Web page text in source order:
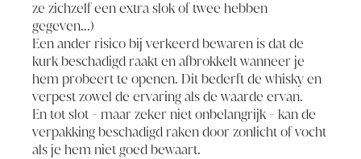
ze zichzelf een extra slok of twee hebben
gegeven...)
Een ander risico bij verkeerd bewaren is dat de
kurk beschadigd raakt en afbrokkelt wanneer je
hem probeert te openen. Dit bederft de whisky en
verpest zowel de ervaring als de waarde ervan.
En tot slot - maar zeker niet onbelangrijk - kan de
verpakking beschadigd raken door zonlicht of vocht
als je hem niet goed bewaart.